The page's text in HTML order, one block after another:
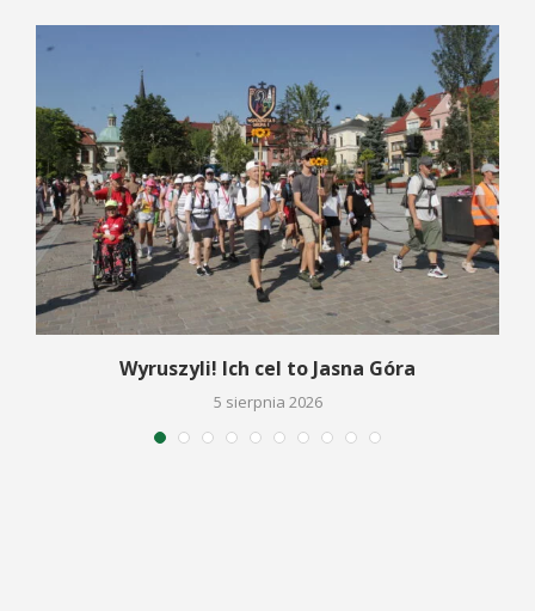
Wyruszyli! Ich cel to Jasna Góra
5 sierpnia 2026